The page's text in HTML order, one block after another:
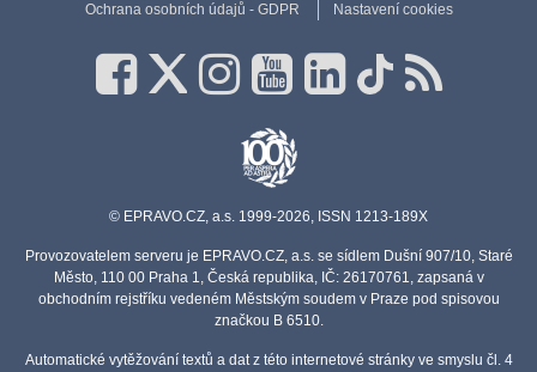
Ochrana osobních údajů - GDPR Nastavení cookies
© EPRAVO.CZ, a.s. 1999-2026, ISSN 1213-189X
Provozovatelem serveru je EPRAVO.CZ, a.s. se sídlem Dušní 907/10, Staré
Město, 110 00 Praha 1, Česká republika, IČ: 26170761, zapsaná v
obchodním rejstříku vedeném Městským soudem v Praze pod spisovou
značkou B 6510.
Automatické vytěžování textů a dat z této internetové stránky ve smyslu čl. 4